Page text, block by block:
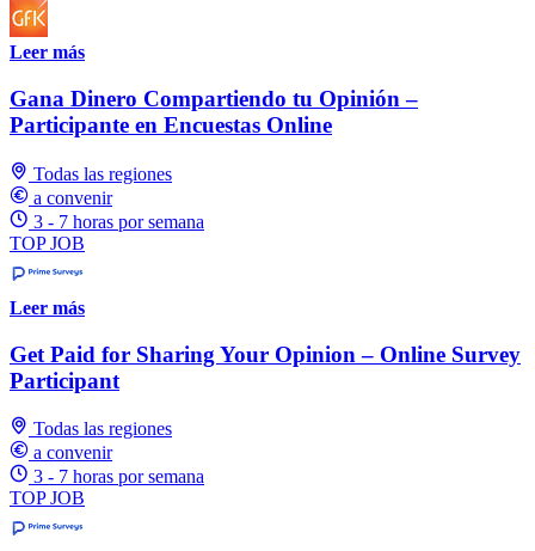
Leer más
Gana Dinero Compartiendo tu Opinión –
Participante en Encuestas Online
Todas las regiones
a convenir
3 - 7 horas por semana
TOP JOB
Leer más
Get Paid for Sharing Your Opinion – Online Survey
Participant
Todas las regiones
a convenir
3 - 7 horas por semana
TOP JOB